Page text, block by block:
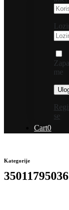
me
se
Cart0
Kategorije